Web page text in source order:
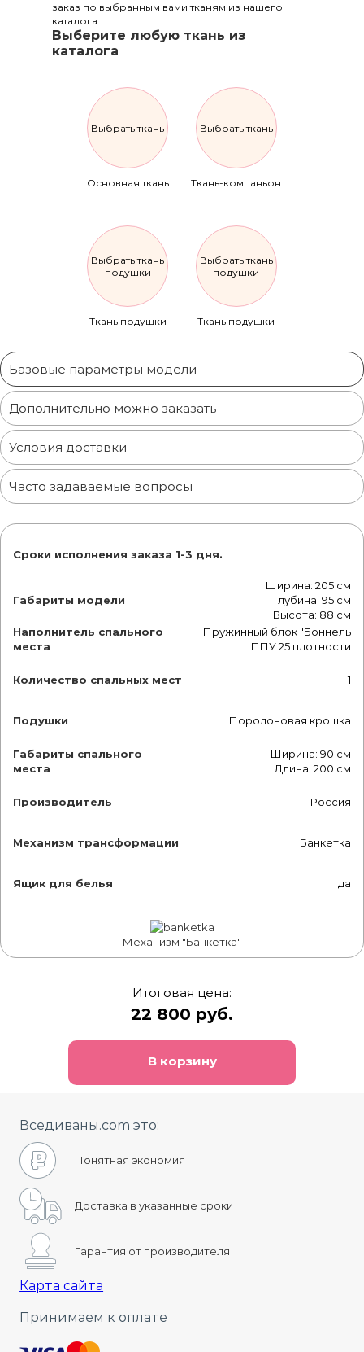
заказ по выбранным вами тканям из нашего
каталога.
Выберите любую ткань из
каталога
Выбрать ткань
Основная ткань
Выбрать ткань
Ткань-компаньон
Выбрать ткань
подушки
Ткань подушки
Выбрать ткань
подушки
Ткань подушки
Базовые параметры модели
Дополнительно можно заказать
Условия доставки
Часто задаваемые вопросы
Сроки исполнения заказа 1-3 дня.
Габариты модели
Ширина: 205 см
Глубина: 95 см
Высота: 88 см
Наполнитель спального
места
Пружинный блок "Боннель
ППУ 25 плотности
Количество спальных мест 1
Подушки Поролоновая крошка
Габариты спального
места
Ширина: 90 см
Длина: 200 см
Производитель Россия
Механизм трансформации Банкетка
Ящик для белья да
Механизм "Банкетка"
Итоговая цена:
22 800 руб.
В корзину
Карта сайта
Принимаем к оплате
Вседиваны.com это:
Понятная экономия
Доставка в указанные сроки
Гарантия от производителя